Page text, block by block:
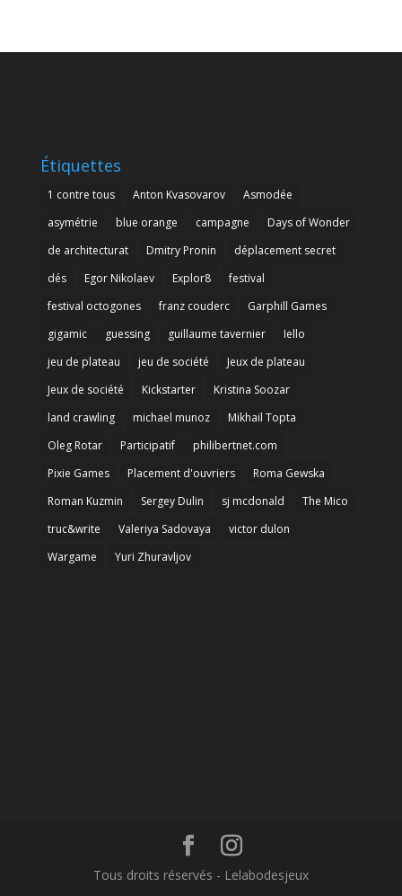
Étiquettes
1 contre tous Anton Kvasovarov
Asmodée
asymétrie
blue orange campagne
Days of Wonder
de architecturat
Dmitry Pronin
déplacement secret
dés
Egor Nikolaev Explor8
festival
festival octogones
franz couderc
Garphill Games
gigamic
guessing guillaume tavernier
Iello
jeu de plateau
jeu de société
Jeux de plateau
Jeux de société
Kickstarter
Kristina Soozar
land crawling
michael munoz
Mikhail Topta
Oleg Rotar
Participatif
philibertnet.com
Pixie Games
Placement d'ouvriers
Roma Gewska
Roman Kuzmin
Sergey Dulin sj mcdonald
The Mico
truc&write
Valeriya Sadovaya
victor dulon
Wargame
Yuri Zhuravljov
Tous droits réservés - Lelabodesjeux